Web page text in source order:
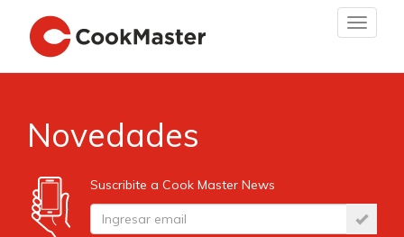
Toggle
Novedades
Suscribite a Cook Master News